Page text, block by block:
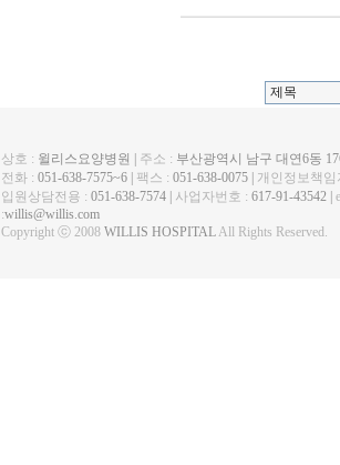
상호 : 윌리스요양병원 | 주소 : 부산광역시 남구 대연6동
전화 : 051-638-7575~6 | 팩스 : 051-638-0075 | 개인정보책임
입원상담전용 : 051-638-7574 | 사업자번호 : 617-91-43542 |
:willis@willis.com
Copyright ⓒ 2008 WILLIS HOSPITALAll Rights Reserved.